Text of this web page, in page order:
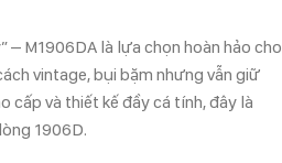
– M1906DA là lựa chọn hoàn hảo cho
vintage, bụi bặm nhưng vẫn giữ
cấp và thiết kế đầy cá tính, đây là
1906D.